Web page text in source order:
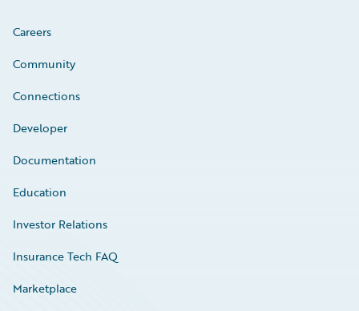
Careers
Community
Connections
Developer
Documentation
Education
Investor Relations
Insurance Tech FAQ
Marketplace